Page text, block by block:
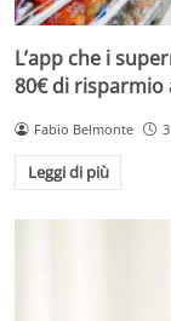
L’app che i
80€ di risparmio
Fabio Belmonte
Leggi di più